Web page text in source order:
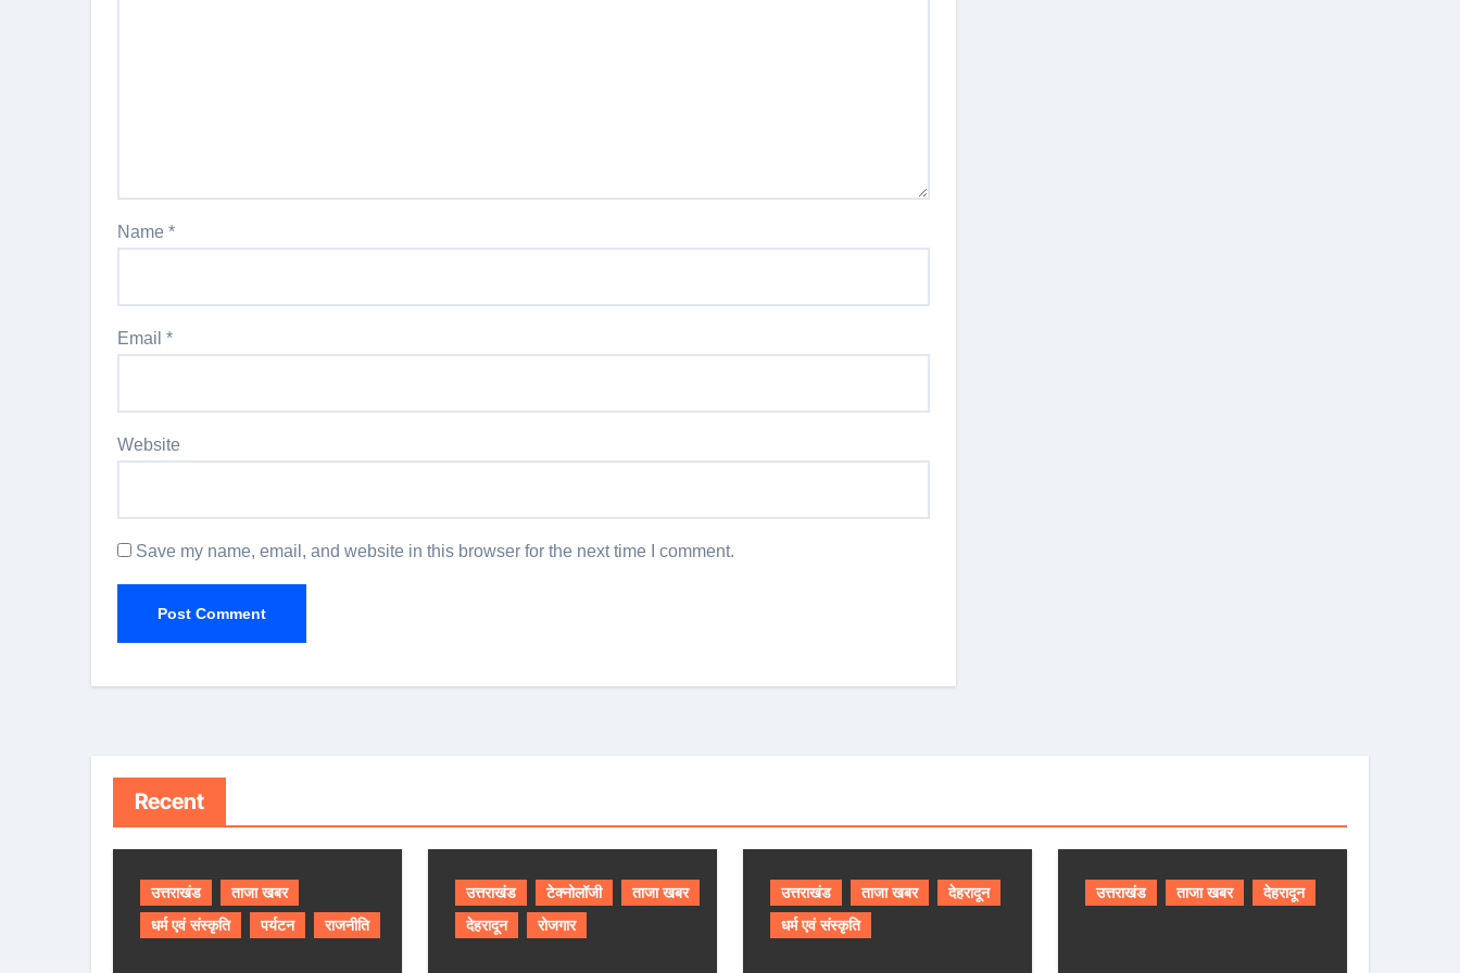
Name *
Email *
Website
Save my name, email, and website in this browser for the next time I comment.
Recent
उत्तराखंड
ताजा खबर
धर्म एवं संस्कृति
पर्यटन राजनीति
उत्तराखंड टेक्नोलॉजी
ताजा खबर
देहरादून
रोजगार
उत्तराखंड ताजा खबर
देहरादून
धर्म एवं संस्कृति
उत्तराखंड ताजा खबर देहरादून